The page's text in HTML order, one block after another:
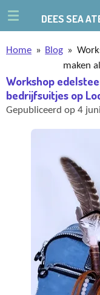
Ga
direct
naar
hoofdinhoud
DEES SEA
Home » Blog »
maken
Workshop
bedrijfsuitjes op
Gepubliceerd op 4